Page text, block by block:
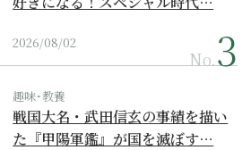
2026/08/02
No.
趣味･教養
戦国大名・武田信玄の事績を描い
た『甲陽軍鑑』が国を滅ぼす…